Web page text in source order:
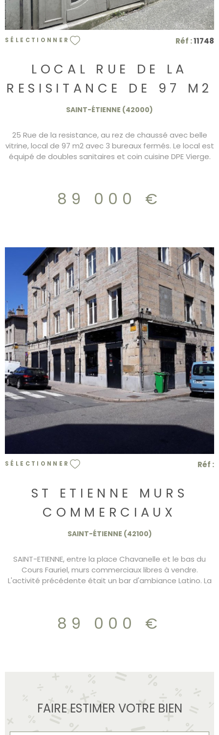
SÉLECTIONNER Réf :11748
LOCAL RUE DE LA
RESISITANCE DE 97 M2
SAINT-ÉTIENNE (42000)
25 Rue de la resistance, au rez de chaussé avec belle
vitrine, local de 97 m2 avec 3 bureaux fermés. Le local est
équipé de doubles sanitaires et coin cuisine DPE Vierge.
89 000 €
VOIR LE BIEN
SÉLECTIONNER Réf :
ST ETIENNE MURS
COMMERCIAUX
SAINT-ÉTIENNE (42100)
SAINT-ETIENNE, entre la place Chavanelle et le bas du
Cours Fauriel, murs commerciaux libres à vendre.
L'activité précédente était un bar d'ambiance Latino. La
indépendante de 25 m2 avec un accès sur une terrasse
89 000 €
FAIRE ESTIMER VOTRE BIEN